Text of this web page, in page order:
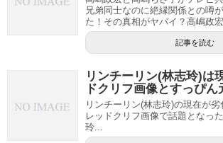
兄弟同士なのに絶縁関係との噂
た！その真相がヤバイ？高嶋政
記事を読む
リンチーリン(林志玲)は
ドクリフ画像とすっぴん
リンチーリン(林志玲)の現在が
レッドクリフ画像で話題となっ
玲...